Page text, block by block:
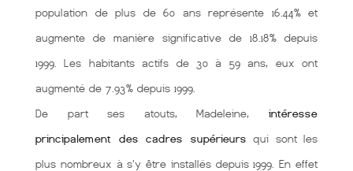
population de plus de 60 ans représente 16.44% et
augmente de manière significative de 18.18% depuis
1999. Les habitants actifs de 30 à 59 ans, eux ont
augmenté de 7.93% depuis 1999.
De part ses atouts, Madeleine, intéresse
principalement des cadres supérieurs qui sont les
plus nombreux à s'y être installés depuis 1999. En effet